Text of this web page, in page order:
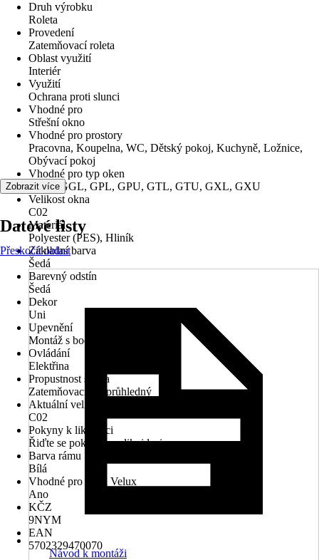
Druh výrobku
Roleta
Provedení
Zatemňovací roleta
Oblast využití
Interiér
Využití
Ochrana proti slunci
Vhodné pro
Střešní okno
Vhodné pro prostory
Pracovna, Koupelna, WC, Dětský pokoj, Kuchyně, Ložnice,
Obývací pokoj
Vhodné pro typ oken
GGU, GGL, GPL, GPU, GTL, GTU, GXL, GXU
Velikost okna
C02
Materiál
Polyester (PES), Hliník
Základní barva
Šedá
Barevný odstín
Šedá
Dekor
Uni
Upevnění
Montáž s bočním vedením
Ovládání
Elektřina
Propustnost světla
Zatemňovací, Neprůhledný
Aktuální velikost okna
C02
Pokyny k likvidaci
Řiďte se pokyny pro likvidaci
Barva rámu
Bílá
Vhodné pro okna Velux
Ano
KČZ
9NYM
EAN
5702329470070
Zobrazit více
Datové listy
Přeskočit oblast
Návod k montáži